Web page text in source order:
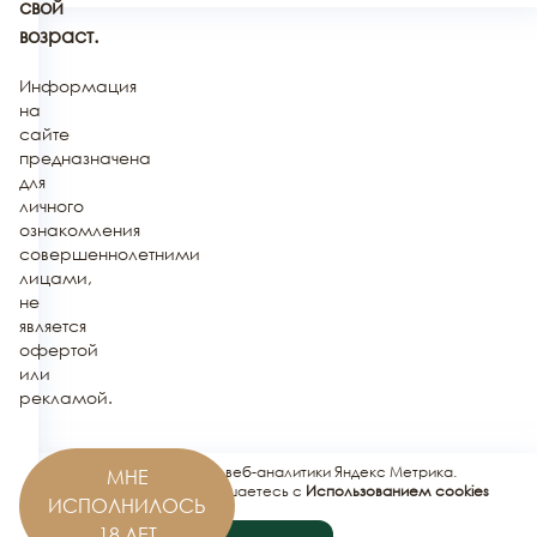
Этот сайт использует сервис веб-аналитики Яндекс Метрика.
Используя этот сайт, вы соглашаетесь с Использованием cookies
сервисов Яндекс.Метрика.
свой
возраст.
Информация
на
сайте
предназначена
для
личного
ознакомления
совершеннолетними
лицами,
не
является
офертой
или
рекламой.
МНЕ
ИСПОЛНИЛОСЬ